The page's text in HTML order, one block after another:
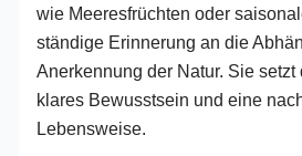
wie Meeresfrüchten oder
ständige Erinnerung an die
Anerkennung der Natur. Sie setzt
klares Bewusstsein und eine
Lebensweise.